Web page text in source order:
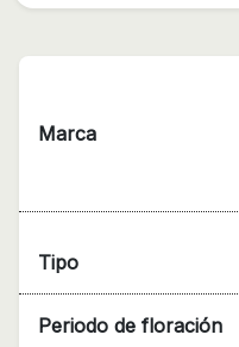
Marca
Tipo
Periodo de floración